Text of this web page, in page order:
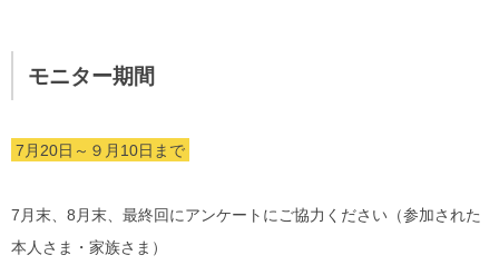
モニター期間
7月20日～９月10日まで
7月末、8月末、最終回にアンケートにご協力ください（参加された
本人さま・家族さま）